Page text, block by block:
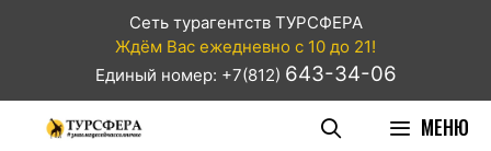
Сеть турагентств ТУРСФЕРА
Ждём Вас ежедневно с 10 до 21!
Единый номер: +7(812) 643-34-06
МЕНЮ